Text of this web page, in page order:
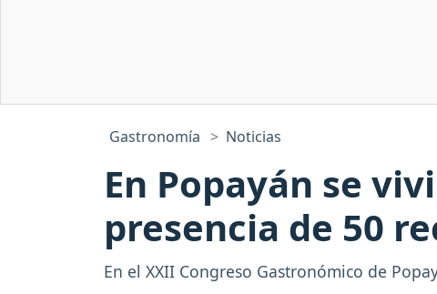
Gastronomía Noticias
En Popayán se
presencia de 50
En el XXII Congreso Gastronómico de